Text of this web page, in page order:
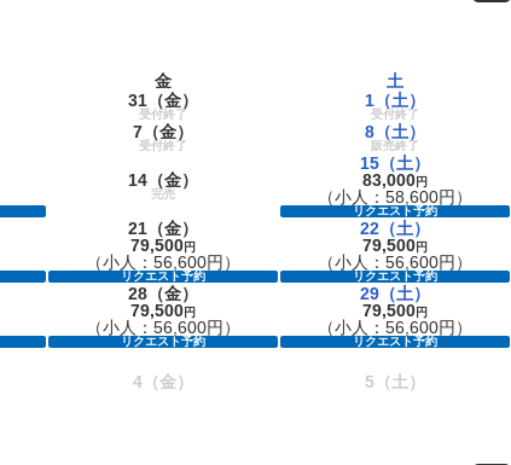
金
土
31 （金）
受付終了
1 （土）
受付終了
7 （金）
受付終了
8 （土）
販売終了
14 （金）
完売
15 （土）
83,000円
（小人：58,600円）
リクエスト予約
21 （金）
79,500円
（小人：56,600円）
リクエスト予約
22 （土）
79,500円
（小人：56,600円）
リクエスト予約
28 （金）
79,500円
（小人：56,600円）
リクエスト予約
29 （土）
79,500円
（小人：56,600円）
リクエスト予約
4 （金） 5 （土）